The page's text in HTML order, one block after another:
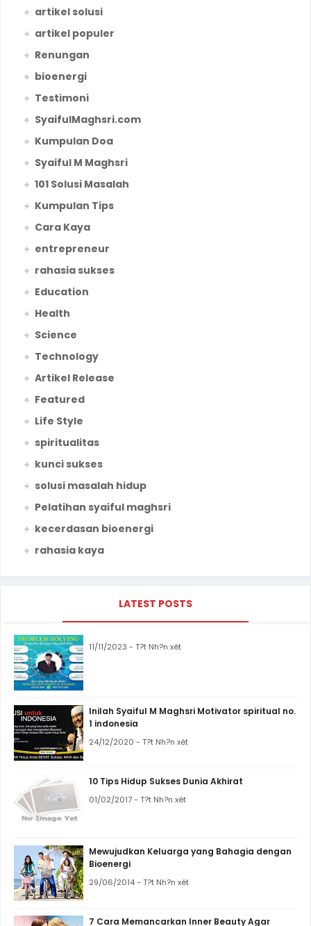
artikel solusi
artikel populer
Renungan
bioenergi
Testimoni
SyaifulMaghsri.com
Kumpulan Doa
Syaiful M Maghsri
101 Solusi Masalah
Kumpulan Tips
Cara Kaya
entrepreneur
rahasia sukses
Education
Health
Science
Technology
Artikel Release
Featured
Life Style
spiritualitas
kunci sukses
solusi masalah hidup
Pelatihan syaiful maghsri
kecerdasan bioenergi
rahasia kaya
LATEST POSTS
11/11/2023 - T?t Nh?n xét
Inilah Syaiful M Maghsri Motivator spiritual no.
1 indonesia
24/12/2020 - T?t Nh?n xét
10 Tips Hidup Sukses Dunia Akhirat
01/02/2017 - T?t Nh?n xét
Mewujudkan Keluarga yang Bahagia dengan
Bioenergi
29/06/2014 - T?t Nh?n xét
7 Cara Memancarkan Inner Beauty Agar